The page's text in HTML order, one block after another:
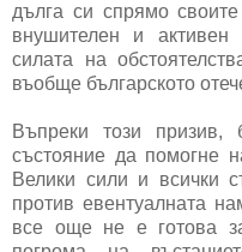
дълга си спрямо
внушителен и
силата на
въобще българското
Въпреки този призив,
състояние да помогне
Велики сили и всички
против евентуалната
все още не е готова